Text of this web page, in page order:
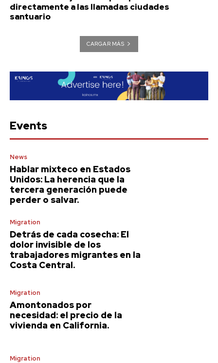
directamente a las llamadas ciudades
santuario
CARGAR MÁS
Events
News
Hablar mixteco en Estados
Unidos: La herencia que la
tercera generación puede
perder o salvar.
Migration
Detrás de cada cosecha: El
dolor invisible de los
trabajadores migrantes en la
Costa Central.
Migration
Amontonados por
necesidad: el precio de la
vivienda en California.
Migration